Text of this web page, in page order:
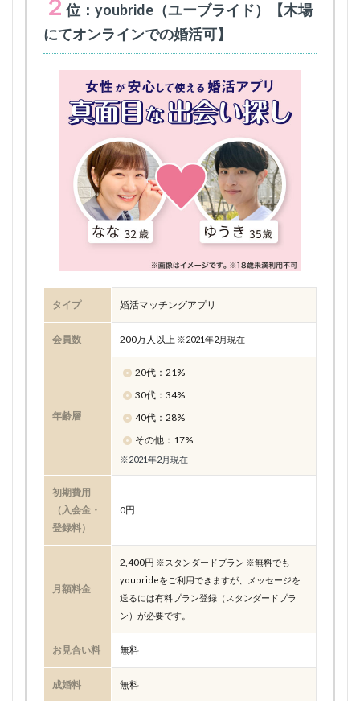
２ 位：youbride（ユーブライド）【木場
にてオンラインでの婚活可】
タイプ 婚活マッチングアプリ
会員数 200万人以上 ※2021年2月現在
年齢層
20代：21%
30代：34%
40代：28%
その他：17%
※2021年2月現在
初期費用
（入会金・
登録料）
0円
月額料金
2,400円 ※スタンダードプラン ※無料でも
youbrideをご利用できますが、メッセージを
送るには有料プラン登録（スタンダードプラ
ン）が必要です。
お見合い料 無料
成婚料 無料